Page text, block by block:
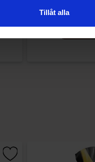
Tillåt alla
50.90 kr